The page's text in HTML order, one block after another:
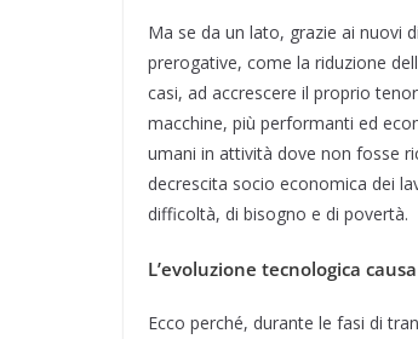
Ma se da un lato, grazie ai nuovi
prerogative, come la riduzione
casi, ad accrescere il proprio
macchine, più performanti ed
umani in attività dove non fosse
decrescita socio economica dei
difficoltà, di bisogno e di povertà.
L’evoluzione tecnologica
Ecco perché, durante le fasi di